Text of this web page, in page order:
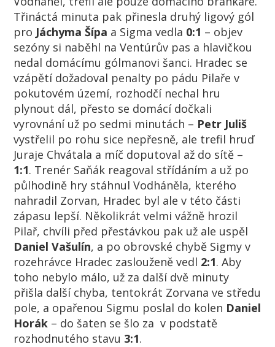
Třináctá minuta pak přinesla druhý ligový gól
pro Jáchyma Šípa a Sigma vedla 0:1 – objev
sezóny si naběhl na Ventúrův pas a hlavičkou
nedal domácímu gólmanovi šanci. Hradec se
vzápětí dožadoval penalty po pádu Pilaře v
pokutovém území, rozhodčí nechal hru
plynout dál, přesto se domácí dočkali
vyrovnání už po sedmi minutách – Petr Juliš
vystřelil po rohu sice nepřesně, ale trefil hruď
Juraje Chvátala a míč doputoval až do sítě –
1:1. Trenér Saňák reagoval střídáním a už po
půlhodině hry stáhnul Vodháněla, kterého
nahradil Zorvan, Hradec byl ale v této části
zápasu lepší. Několikrát velmi vážně hrozil
Pilař, chvíli před přestávkou pak už ale uspěl
Daniel Vašulín, a po obrovské chybě Sigmy v
rozehrávce Hradec zaslouženě vedl 2:1. Aby
toho nebylo málo, už za další dvě minuty
přišla další chyba, tentokrát Zorvana ve středu
pole, a opařenou Sigmu poslal do kolen Daniel
Horák – do šaten se šlo za v podstatě
rozhodnutého stavu 3:1.